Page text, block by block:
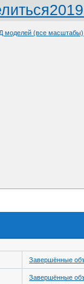
моделей (все масштабы)
Завершённые
Завершённые